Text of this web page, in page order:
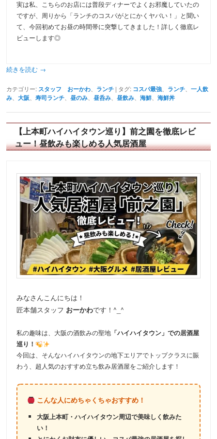
実は私、こちらのお店には普段ディナーでよくお邪魔していたの
ですが、周りから「ランチのコスパがとにかくヤバい！」と聞い
て、今回初めてお昼の時間帯に突撃してきました！詳しく徹底レ
ビューします◎
続きを読む →
カテゴリー: スタッフ おーかわ ランチ | タグ: コスパ最強 ランチ 、一人飲
み 、大阪 、寿司ランチ 、昼のみ 、昼呑み 、昼飲み 、海鮮 、海鮮丼
【上本町ハイハイタウン巡り】前之園を徹底レビ
ュー！昼飲みも楽しめる人気居酒屋
みなさんこんにちは！
匠本舗スタッフ おーかわです！^_^
私の趣味は、大阪の酒飲みの聖地 「ハイハイタウン」での居酒屋
巡り！
今回は、そんなハイハイタウンの地下エリアでトップクラスに賑
わう、超人気のおすすめ立ち飲み居酒屋をご紹介します！
こんな人にめちゃくちゃおすすめ！
大阪上本町・ハイハイタウン周辺で美味しく飲みた
い！